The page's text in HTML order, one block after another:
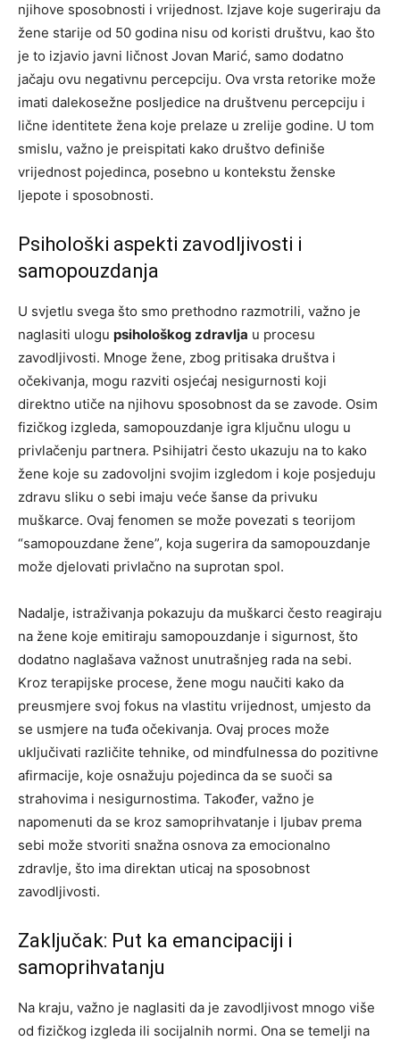
njihove sposobnosti i vrijednost. Izjave koje sugeriraju da
žene starije od 50 godina nisu od koristi društvu, kao što
je to izjavio javni ličnost Jovan Marić, samo dodatno
jačaju ovu negativnu percepciju. Ova vrsta retorike može
imati dalekosežne posljedice na društvenu percepciju i
lične identitete žena koje prelaze u zrelije godine. U tom
smislu, važno je preispitati kako društvo definiše
vrijednost pojedinca, posebno u kontekstu ženske
ljepote i sposobnosti.
Psihološki aspekti zavodljivosti i
samopouzdanja
U svjetlu svega što smo prethodno razmotrili, važno je
naglasiti ulogu psihološkog zdravlja u procesu
zavodljivosti. Mnoge žene, zbog pritisaka društva i
očekivanja, mogu razviti osjećaj nesigurnosti koji
direktno utiče na njihovu sposobnost da se zavode. Osim
fizičkog izgleda, samopouzdanje igra ključnu ulogu u
privlačenju partnera. Psihijatri često ukazuju na to kako
žene koje su zadovoljni svojim izgledom i koje posjeduju
zdravu sliku o sebi imaju veće šanse da privuku
muškarce. Ovaj fenomen se može povezati s teorijom
“samopouzdane žene”, koja sugerira da samopouzdanje
može djelovati privlačno na suprotan spol.
Nadalje, istraživanja pokazuju da muškarci često reagiraju
na žene koje emitiraju samopouzdanje i sigurnost, što
dodatno naglašava važnost unutrašnjeg rada na sebi.
Kroz terapijske procese, žene mogu naučiti kako da
preusmjere svoj fokus na vlastitu vrijednost, umjesto da
se usmjere na tuđa očekivanja. Ovaj proces može
uključivati različite tehnike, od mindfulnessa do pozitivne
afirmacije, koje osnažuju pojedinca da se suoči sa
strahovima i nesigurnostima. Također, važno je
napomenuti da se kroz samoprihvatanje i ljubav prema
sebi može stvoriti snažna osnova za emocionalno
zdravlje, što ima direktan uticaj na sposobnost
zavodljivosti.
Zaključak: Put ka emancipaciji i
samoprihvatanju
Na kraju, važno je naglasiti da je zavodljivost mnogo više
od fizičkog izgleda ili socijalnih normi. Ona se temelji na